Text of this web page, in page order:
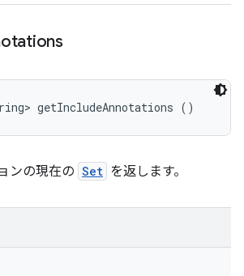
getIncludeAnnotations ()
ンの現在の Set を返します。